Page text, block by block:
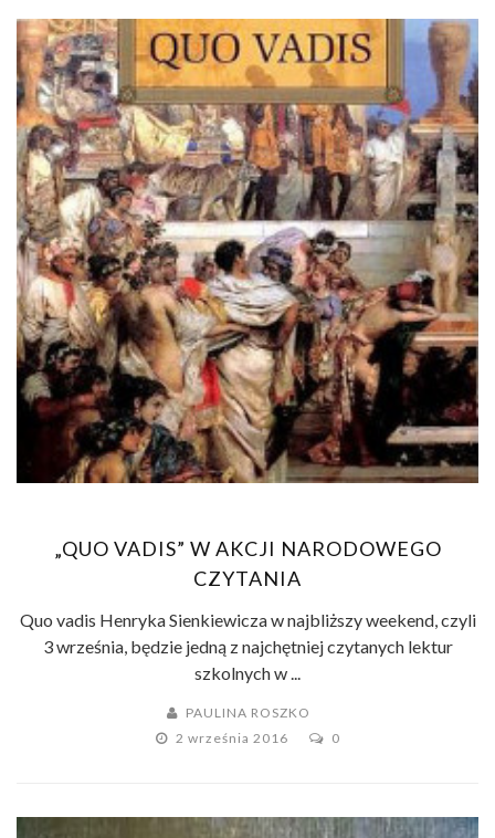
„QUO VADIS” W AKCJI NARODOWEGO
CZYTANIA
Quo vadis Henryka Sienkiewicza w najbliższy weekend, czyli
3 września, będzie jedną z najchętniej czytanych lektur
szkolnych w ...
PAULINA ROSZKO
2 września 2016
0